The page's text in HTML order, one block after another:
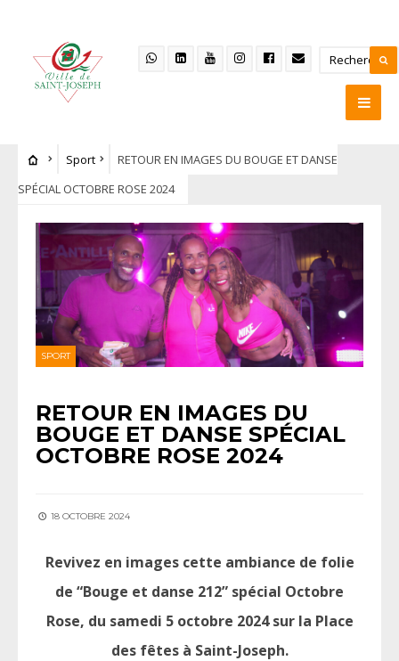
Sport
RETOUR EN IMAGES DU BOUGE ET DANSE
SPÉCIAL OCTOBRE ROSE 2024
SPORT
RETOUR EN IMAGES DU
BOUGE ET DANSE SPÉCIAL
OCTOBRE ROSE 2024
18 OCTOBRE 2024
Revivez en images cette ambiance de folie
de “Bouge et danse 212” spécial Octobre
Rose, du samedi 5 octobre 2024 sur la Place
des fêtes à Saint-Joseph.